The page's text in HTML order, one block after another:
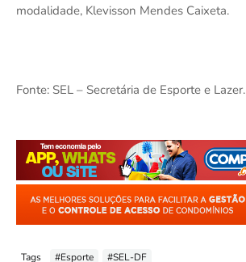
modalidade, Klevisson Mendes Caixeta.
Fonte: SEL – Secretária de Esporte e Lazer.
Tags #Esporte #SEL-DF